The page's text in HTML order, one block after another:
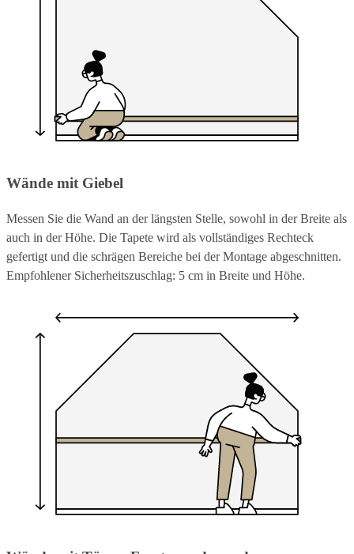
Wände mit Giebel
Messen Sie die Wand an der längsten Stelle, sowohl in der Breite als
auch in der Höhe. Die Tapete wird als vollständiges Rechteck
gefertigt und die schrägen Bereiche bei der Montage abgeschnitten.
Empfohlener Sicherheitszuschlag: 5 cm in Breite und Höhe.